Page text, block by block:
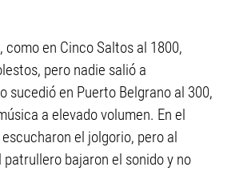
como en Cinco Saltos al 1800,
pero nadie salió a
sucedió en Puerto Belgrano al 300,
a elevado volumen. En el
el jolgorio, pero al
bajaron el sonido y no